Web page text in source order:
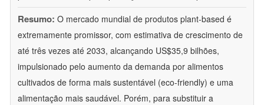
Resumo: O mercado mundial de produtos plant-based é
extremamente promissor, com estimativa de crescimento de
até três vezes até 2033, alcançando US$35,9 bilhões,
impulsionado pelo aumento da demanda por alimentos
cultivados de forma mais sustentável (eco-friendly) e uma
alimentação mais saudável. Porém, para substituir a